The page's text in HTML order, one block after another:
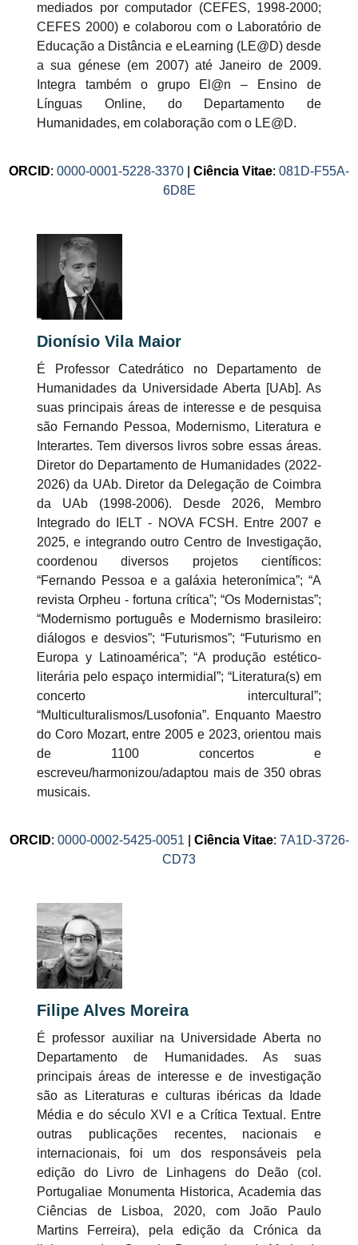
mediados por computador (CEFES, 1998-2000;
CEFES 2000) e colaborou com o Laboratório de
Educação a Distância e eLearning (LE@D) desde
a sua génese (em 2007) até Janeiro de 2009.
Integra também o grupo El@n – Ensino de
Línguas Online, do Departamento de
Humanidades, em colaboração com o LE@D.
ORCID: 0000-0001-5228-3370 Ciência Vitae: 081D-F55A-
6D8E
Dionísio Vila Maior
É Professor Catedrático no Departamento de
Humanidades da Universidade Aberta [UAb]. As
suas principais áreas de interesse e de pesquisa
são Fernando Pessoa, Modernismo, Literatura e
Interartes. Tem diversos livros sobre essas áreas.
Diretor do Departamento de Humanidades (2022-
2026) da UAb. Diretor da Delegação de Coimbra
da UAb (1998-2006). Desde 2026, Membro
Integrado do IELT - NOVA FCSH. Entre 2007 e
2025, e integrando outro Centro de Investigação,
coordenou diversos projetos científicos:
“Fernando Pessoa e a galáxia heteronímica”; “A
revista Orpheu - fortuna crítica”; “Os Modernistas”;
“Modernismo português e Modernismo brasileiro:
diálogos e desvios”; “Futurismos”; “Futurismo en
Europa y Latinoamérica”; “A produção estético-
literária pelo espaço intermidial”; “Literatura(s) em
concerto intercultural”;
“Multiculturalismos/Lusofonia”. Enquanto Maestro
do Coro Mozart, entre 2005 e 2023, orientou mais
de 1100 concertos e
escreveu/harmonizou/adaptou mais de 350 obras
musicais.
ORCID: 0000-0002-5425-0051 Ciência Vitae: 7A1D-3726-
CD73
Filipe Alves Moreira
É professor auxiliar na Universidade Aberta no
Departamento de Humanidades. As suas
principais áreas de interesse e de investigação
são as Literaturas e culturas ibéricas da Idade
Média e do século XVI e a Crítica Textual. Entre
outras publicações recentes, nacionais e
internacionais, foi um dos responsáveis pela
edição do Livro de Linhagens do Deão (col.
Portugaliae Monumenta Historica, Academia das
Ciências de Lisboa, 2020, com João Paulo
Martins Ferreira), pela edição da Crónica da